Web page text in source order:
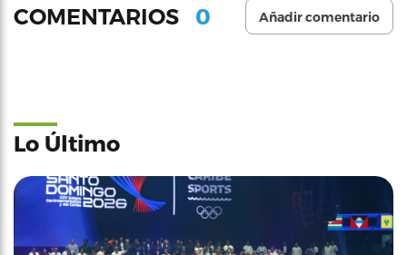
COMENTARIOS 0 Añadir comentario
Lo Último